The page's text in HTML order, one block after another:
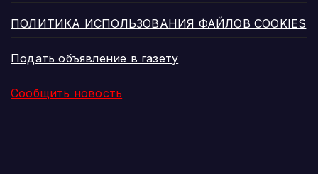
ПОЛИТИКА ИСПОЛЬЗОВАНИЯ ФАЙЛОВ COOKIES
Подать объявление в газету
Сообщить новость